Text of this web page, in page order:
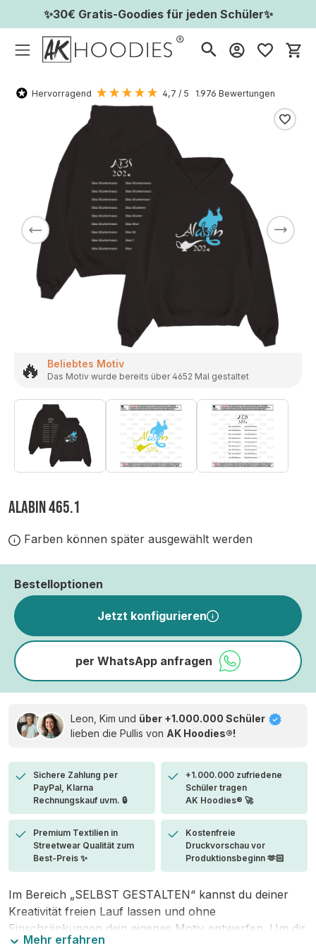
✨30€ Gratis-Goodies für jeden Schüler✨
Hervorragend 4,7 / 5 1.976 Bewertungen
🔥 Beliebtes Motiv
Das Motiv wurde bereits über 4652 Mal gestaltet
ALABIN 465.1
Farben können später ausgewählt werden
Bestelloptionen
Jetzt konfigurieren
per WhatsApp anfragen
Leon, Kim und über +1.000.000 Schüler
lieben die Pullis von AK Hoodies®!
Sichere Zahlung per
PayPal, Klarna
Rechnungskauf uvm. 🔒
+1.000.000 zufriedene
Schüler tragen
AK Hoodies® 🚀
Premium Textilien in
Streetwear Qualität zum
Best-Preis ✨
Kostenfreie
Druckvorschau vor
Produktionsbeginn 🫶🏻
Im Bereich „SELBST GESTALTEN“ kannst du deiner
Kreativität freien Lauf lassen und ohne
Einschränkungen dein eigenes Motiv entwerfen. Um dir
Mehr erfahren